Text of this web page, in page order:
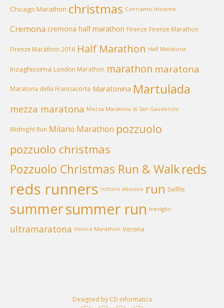
Chicago Marathon christmas Corriamo Insieme
Cremona cremona half marathon Firenze Firenze Marathon
Firenze Marathon 2016 Half Marathon Half Maratona
Inzaghissima London Marathon marathon maratona
Maratona della Franciacorta Maratonina Martulada
mezza maratona Mezza Maratona di San Gaudenzio
Midnight Run Milano Marathon pozzuolo
pozzuolo christmas
Pozzuolo Christmas Run & Walkreds
reds runners ristoro abusivo run Selfie
summersummer run treviglio
ultramaratona Venice Marathon Verona
Designed by CD informatica